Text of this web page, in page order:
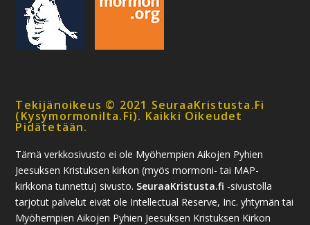
Tekijänoikeus © 2021 SeuraaKristusta.fi
(kysymormonilta.fi). Kaikki Oikeudet
Pidätetään.
Tämä verkkosivusto ei ole Myöhempien Aikojen Pyhien
Jeesuksen Kristuksen kirkon (myös mormoni- tai MAP-
kirkkona tunnettu) sivusto. SeuraaKristusta.fi -sivustolla
tarjotut palvelut eivät ole Intellectual Reserve, Inc. yhtymän tai
Myöhempien Aikojen Pyhien Jeesuksen Kristuksen Kirkon